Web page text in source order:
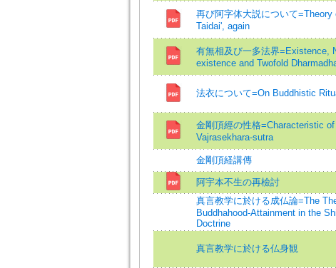
再び阿字体大説について=Theory
Taidai', again
有無相及び一多法界=Existence,
existence and Twofold
法衣について=On Buddhistic
金剛頂經の性格=Characteristic of
Vajrasekhara-sutra
金剛頂経講傳
阿宇本不生の再檢討
真言教学に於ける成仏論=The
Buddhahood-Attainment in the
Doctrine
真言教学に於ける仏身観